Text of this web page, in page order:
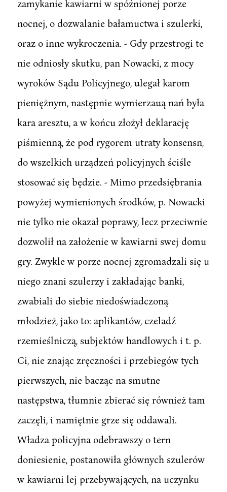
zamykanie kawiarni w spóźnionej porze
nocnej, o dozwalanie bałamuctwa i szulerki,
oraz o inne wykroczenia. - Gdy przestrogi te
nie odniosły skutku, pan Nowacki, z mocy
wyroków Sądu Policyjnego, ulegał karom
pieniężnym, następnie wymierzauą nań była
kara aresztu, a w końcu złożył deklarację
piśmienną, że pod rygorem utraty konsensn,
do wszelkich urządzeń policyjnych ściśle
stosować się będzie. - Mimo przedsiębrania
powyżej wymienionych środków, p. Nowacki
nie tylko nie okazał poprawy, lecz przeciwnie
dozwolił na założenie w kawiarni swej domu
gry. Zwykle w porze nocnej zgromadzali się u
niego znani szulerzy i zakładając banki,
zwabiali do siebie niedoświadczoną
młodzież, jako to: aplikantów, czeladź
rzemieślniczą, subjektów handlowych i t. p.
Ci, nie znając zręczności i przebiegów tych
pierwszych, nie bacząc na smutne
następstwa, tłumnie zbierać się również tam
zaczęli, i namiętnie grze się oddawali.
Władza policyjna odebrawszy o tern
doniesienie, postanowiła głównych szulerów
w kawiarni lej przebywających, na uczynku